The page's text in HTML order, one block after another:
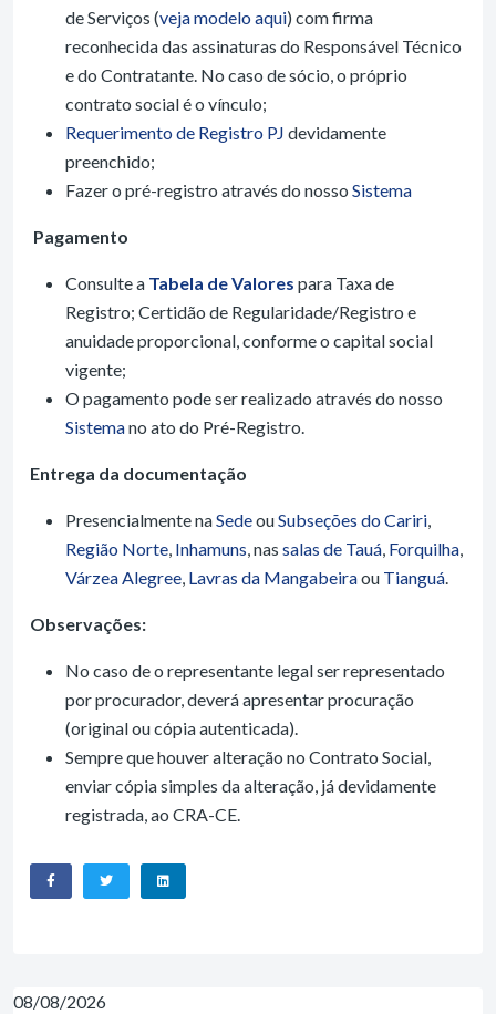
de Serviços (veja modelo aqui) com firma
reconhecida das assinaturas do Responsável Técnico
e do Contratante. No caso de sócio, o próprio
contrato social é o vínculo;
Requerimento de Registro PJ devidamente
preenchido;
Fazer o pré-registro através do nosso Sistema
Pagamento
Consulte a Tabela de Valores para Taxa de
Registro; Certidão de Regularidade/Registro e
anuidade proporcional, conforme o capital social
vigente;
O pagamento pode ser realizado através do nosso
Sistemano ato do Pré-Registro.
Entrega da documentação
Presencialmente naSedeouSubseções do Cariri,
Região Norte, Inhamuns, nas salas de Tauá, Forquilha,
Várzea Alegree, Lavras da Mangabeiraou Tianguá.
Observações:
No caso de o representante legal ser representado
por procurador, deverá apresentar procuração
(original ou cópia autenticada).
Sempre que houver alteração no Contrato Social,
enviar cópia simples da alteração, já devidamente
registrada, ao CRA-CE.
08/08/2026